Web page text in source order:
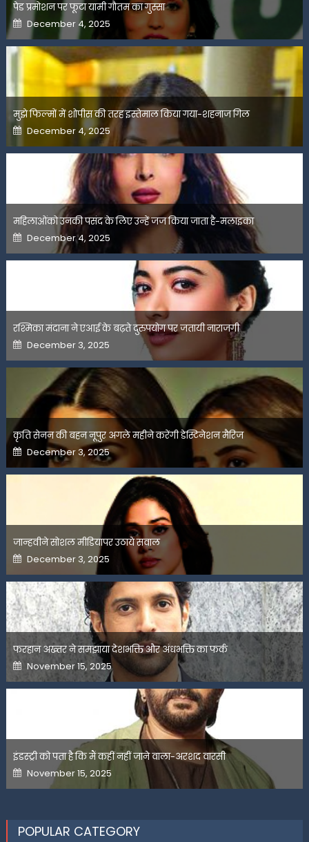
पेड प्रमोशन पर फूटा यामी गौतम का गुस्सा
Posted
on
December 4, 2025
मुझे फिल्मों में शोपीस की तरह इस्तेमाल किया गया-शहनाज गिल
Posted
on
December 4, 2025
महिलाओंको उनकी पसंद के लिए उन्हें जज किया जाता है-मलाइका
Posted
on
December 4, 2025
रश्मिका मंदाना ने एआई के बढ़ते दुरुपयोग पर जतायी नाराजगी
Posted
on
December 3, 2025
कृति सेनन की बहन नूपुर अगले महीने करेंगी डेस्टिनेशन मैरिज
Posted
on
December 3, 2025
जान्हवीने सोशल मीडियापर उठाये सवाल
Posted
on
December 3, 2025
फरहान अख्तर ने समझाया देशभक्ति और अंधभक्ति का फर्क
Posted
on
November 15, 2025
इंडस्ट्री को पता है कि मैं कहीं नहीं जाने वाला-अरशद वारसी
Posted
on
November 15, 2025
POPULAR CATEGORY